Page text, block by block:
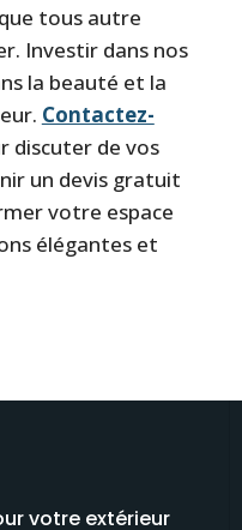
tous autre
Investir dans nos
la beauté et la
Contactez-
discuter de vos
un devis gratuit
votre espace
élégantes et
votre extérieur